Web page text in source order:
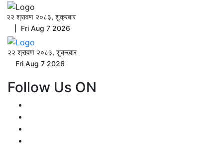
२२ श्रावण २०८३, शुक्रबार
| Fri Aug 7 2026
२२ श्रावण २०८३, शुक्रबार
Fri Aug 7 2026
Follow Us ON